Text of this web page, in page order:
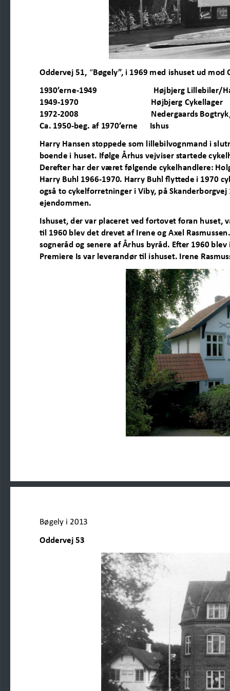
Oddervej 51, “Bøgely”, i 1969 med ishuset ud mod
1930’erne-1949
Højbjerg Lillebiler/
1949-1970 Højbjerg Cykellager
1972-2008
Nedergaards
Ca. 1950-beg. af 1970’erne
Ishus
Harry Hansen stoppede som lillebilvognmand i
boende i huset. Ifølge Århus vejviser startede
Derefter har der været følgende cykelhandlere:
Harry Buhl 1966-1970. Harry Buhl flyttede i 1970
også to cykelforretninger i Viby, på
ejendommen.
Ishuset, der var placeret ved fortovet foran huset,
til 1960 blev det drevet af Irene og Axel
sogneråd og senere af Århus byråd. Efter 1960
Premiere Is var leverandør til ishuset. Irene
Bøgely i 2013
Oddervej 53